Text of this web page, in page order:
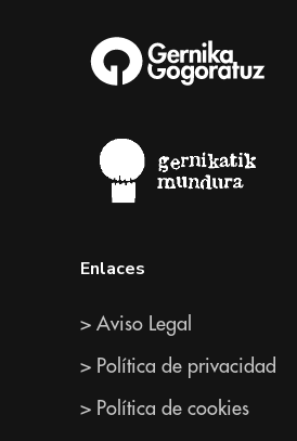
Enlaces
> Aviso Legal
> Política de privacidad
> Política de cookies